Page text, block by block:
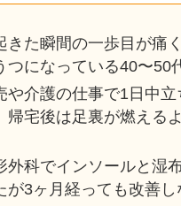
きた瞬間の一歩目が痛
つになっている40〜50
や介護の仕事で1日中立
帰宅後は足裏が燃える
外科でインソールと湿
が3ヶ月経っても改善し